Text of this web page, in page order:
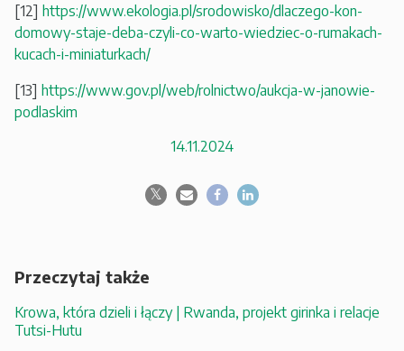
[12] https://www.ekologia.pl/srodowisko/dlaczego-kon-
domowy-staje-deba-czyli-co-warto-wiedziec-o-rumakach-
kucach-i-miniaturkach/
[13] https://www.gov.pl/web/rolnictwo/aukcja-w-janowie-
podlaskim
14.11.2024
Przeczytaj także
Krowa, która dzieli i łączy | Rwanda, projekt girinka i relacje
Tutsi-Hutu